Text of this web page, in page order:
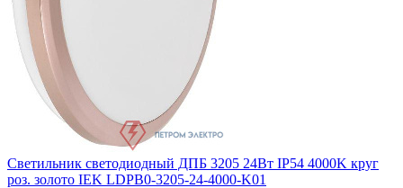
Светильник светодиодный ДПБ 3205 24Вт IP54 4000K круг
роз. золото IEK LDPB0-3205-24-4000-K01